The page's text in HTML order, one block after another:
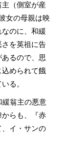
（側室が産
女の母親は映
のに、和緩
を英祖に告
るので、思
められて餓
る。
翁主の悪意
らも、『赤
イ・サンの